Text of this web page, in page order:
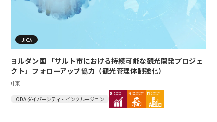
JICA
ヨルダン国 「サルト市における持続可能な観光開発プロジェ
クト」フォローアップ協力（観光管理体制強化）
中東｜
ODA ダイバーシティ・インクルージョン